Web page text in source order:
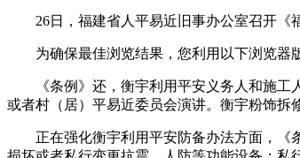
26日，福建省人平易近旧事办公室召开《福
为确保最佳浏览结果，您利用以下浏览器版
《条例》还，衡宇利用平安义务人和施工人
或者村（居）平易近委员会演讲。衡宇粉饰
正在强化衡宇利用平安防备办法方面，《条